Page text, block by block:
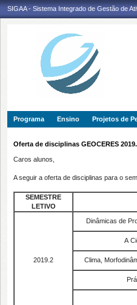
SIGAA - Sistema Integrado de Gestão de
Programa Ensino Projetos de
Oferta de disciplinas GEOCERES
Caros alunos,
A seguir a oferta de disciplinas para o
SEMESTRE
LETIVO
2019.2
Dinâmicas de
A
Clima,